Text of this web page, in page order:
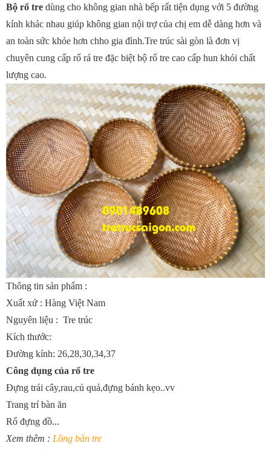
Bộ rổ tre dùng cho không gian nhà bếp rất tiện dụng với 5 đường
kính khác nhau giúp không gian nội trợ của chị em dễ dàng hơn và
an toàn sức khỏe hơn chho gia đình.Tre trúc sài gòn là đơn vị
chuyên cung cấp rổ rá tre đặc biệt bộ rổ tre cao cấp hun khói chất
lượng cao.
Thông tin sản phẩm :
Xuất xứ : Hàng Việt Nam
Nguyên liệu : Tre trúc
Kích thước:
Đường kính: 26,28,30,34,37
Công dụng của rổ tre
Đựng trái cây,rau,củ quả,đựng bánh kẹo..vv
Trang trí bàn ăn
Rổ đựng đồ...
Xem thêm : Lồng bàn tre